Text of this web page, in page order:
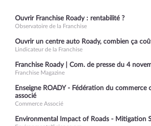
Ouvrir Franchise Roady : rentabilité ?
Observatoire de la Franchise
Ouvrir un centre auto Roady, combien ça
Lindicateur de la Franchise
Franchise Roady | Com. de presse du 4
Franchise Magazine
Enseigne ROADY - Fédération du commerce
associé
Commerce Associé
Environmental Impact of Roads - Mitigation